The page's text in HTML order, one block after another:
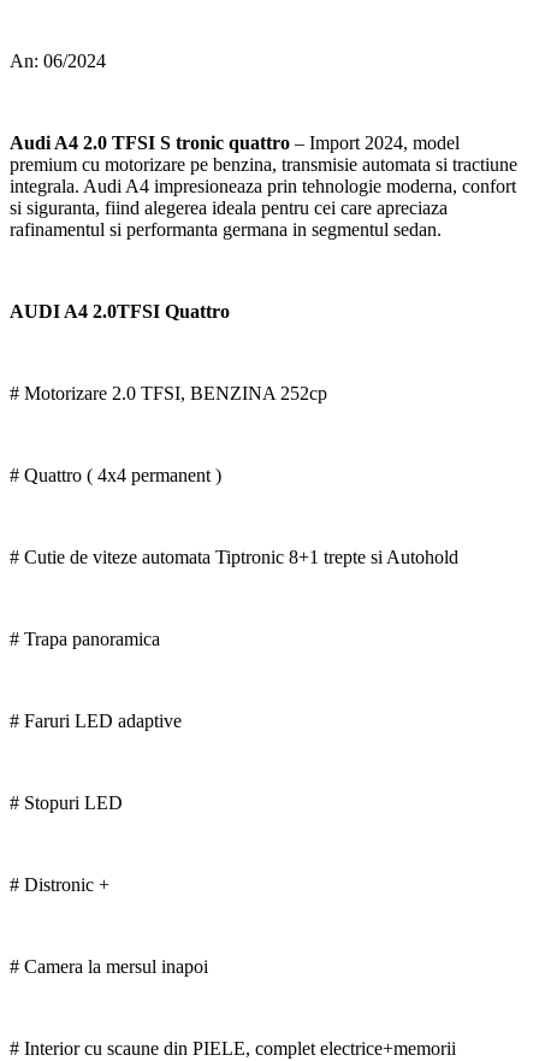
An: 06/2024
Audi A4 2.0 TFSI S tronic quattro – Import 2024, model
premium cu motorizare pe benzina, transmisie automata si tractiune
integrala. Audi A4 impresioneaza prin tehnologie moderna, confort
si siguranta, fiind alegerea ideala pentru cei care apreciaza
rafinamentul si performanta germana in segmentul sedan.
AUDI A4 2.0TFSI Quattro
# Motorizare 2.0 TFSI, BENZINA 252cp
# Quattro ( 4x4 permanent )
# Cutie de viteze automata Tiptronic 8+1 trepte si Autohold
# Trapa panoramica
# Faruri LED adaptive
# Stopuri LED
# Distronic +
# Camera la mersul inapoi
# Interior cu scaune din PIELE, complet electrice+memorii